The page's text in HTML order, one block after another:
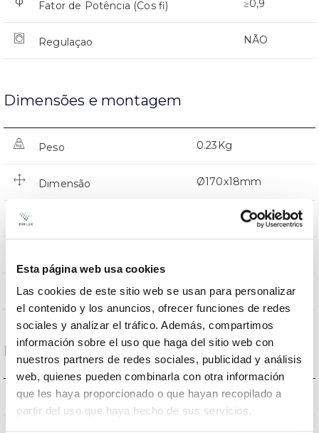
Esta página web usa cookies
Las cookies de este sitio web se usan para personalizar
el contenido y los anuncios, ofrecer funciones de redes
sociales y analizar el tráfico. Además, compartimos
información sobre el uso que haga del sitio web con
nuestros partners de redes sociales, publicidad y análisis
web, quienes pueden combinarla con otra información
que les haya proporcionado o que hayan recopilado a
partir del uso que haya hecho de sus servicios.
Fator de Potência (Cos fi) ≥0,9
Regulaçao NÃO
Dimensões e montagem
Peso 0.23Kg
Dimensão Ø170x18mm
Tecto de encastrar
Iluminação Directa
Dados ópticos
Temperatura de cor 3000K